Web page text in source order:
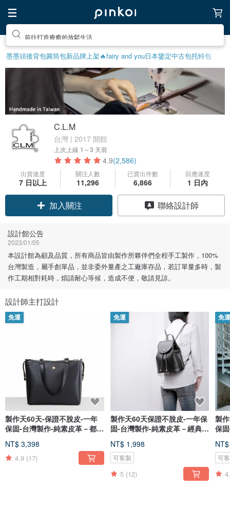
前往打造療癒的放鬆生活
墨墨頭後背包圓筒包新品牌上架🔥fairy and you日本鑒定中古包托特包
C.L.M
台灣 | 2017 開館
上次上線 1～3 天前
4.9(2,586)
出貨速度
7 日以上
關注人數
11,296
已賣出件數
6,866
回應速度
1 日內
領優惠券
聯絡設計師
設計館公告
2023/01/05
本設計館為顧及品質，所有商品皆由製作所夥伴們全程手工製作，100%
台灣製造，屬手創單品，並非委外量產之工廠庫存品，若訂單量多時，製
作工期相對耗時，煩請耐心等候，造成不便，敬請見諒。
設計師主打設計
免運
製作天60天-保證不脫皮-一年
保固-台灣製作-純素皮革－都會
NT$ 3,398
4.9 (17)
免運
製作天60天保證不脫皮-一年保
固-台灣製作-純素皮革－經典後
NT$ 1,998
可客製
5 (12)
免
製
保
可